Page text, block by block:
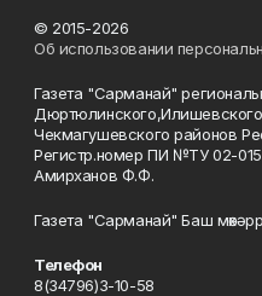
© 2015-2026
Об использовании
Газета "Сарманай"
Чекмагушевского районов
Регистр.номер ПИ №ТУ 02-
Амирханов Ф.Ф.
Газета "Сарманай" Баш
Телефон
8(34796)3-10-58